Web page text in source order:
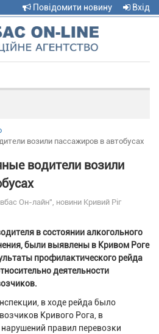
Повідомити новину Вхід
navigation
возили пассажиров в автобусах
водители возили
Он-лайн", новини Кривий Ріг
в состоянии алкогольного
были выявлены в Кривом Роге
профилактического рейда
деятельности
в ходе рейда было
Кривого Рога, в
правил перевозки